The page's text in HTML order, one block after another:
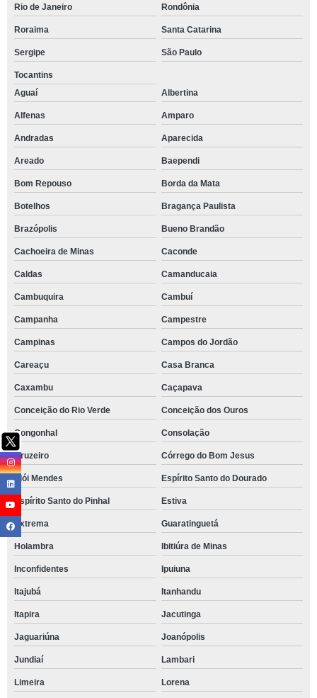
Rio de Janeiro Rondônia
Roraima Santa Catarina
Sergipe São Paulo
Tocantins
Aguaí
Albertina
Alfenas Amparo
Andradas Aparecida
Areado Baependi
Bom Repouso Borda da Mata
Botelhos Bragança Paulista
Brazópolis Bueno Brandão
Cachoeira de Minas Caconde
Caldas Camanducaia
Cambuquira Cambuí
Campanha Campestre
Campinas Campos do Jordão
Careaçu Casa Branca
Caxambu Caçapava
Conceição do Rio Verde Conceição dos Ouros
Congonhal Consolação
Cruzeiro Córrego do Bom Jesus
Elói Mendes Espírito Santo do Dourado
Espírito Santo do Pinhal Estiva
Extrema Guaratinguetá
Holambra Ibitiúra de Minas
Inconfidentes Ipuiuna
Itajubá Itanhandu
Itapira Jacutinga
Jaguariúna Joanópolis
Jundiaí Lambari
Limeira Lorena